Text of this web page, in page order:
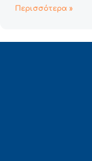
Περισσότερα »